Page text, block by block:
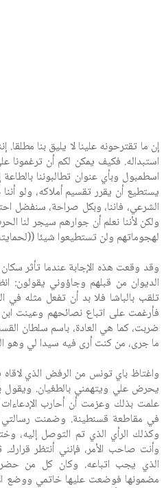
إن ما تقترحونه علينا لا يليق بنا مطلقا.
استبداله. فكيف يمكن لكم أن ترغمونا
اسطمبول وبأي عنوان تطالبوننا
يستطيع أن يقرر تقسيم أملاكه، ولو
الشرعي، فاننا، وبكل صراحة، سنفضل
ولكن لأننا نعلم أن جوارهم سيجر لنا
لهجوماتهم ولن تستطيعوا شيئا
وقد وقعت هذه الإجابة عندما تأثر
الديوان من قبلهم وجاؤوني يقولون:
تلقب بالباشا فلا بد أن تفعل مثله في
فأرغمت على اتباع نصائحهم وعينت
ضربت، كما هي العادة، باسم سلطان
ما جرى، من كنت أرى فيه سيدا لي وهو
واغتاظ باي تونس من الرفض الذي
يحرض علي ويتهمني بالطغيان. ويقول
علمت بذلك وعزمت أن أحارب الإدعاءات
في مقاطعة قسنطينة. وضمنت رسالتي
وكذلك الرأي الذي تم التوصل إليه،
وأنت صاحب الأمر، فإنني أنتظر
الذي يجب اتباعه. وكان كل من حضر
مضمونها فوضعت عليها خاتمي ووضع